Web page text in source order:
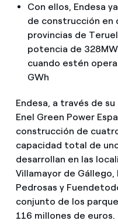
Con ellos, Endesa
de construcción en
provincias de
potencia de
cuando estén
GWh
Endesa, a través de
Enel Green Power
construcción de
capacidad total de
desarrollan en las
Villamayor de Gállego,
Pedrosas y
conjunto de los
116 millones de euros.